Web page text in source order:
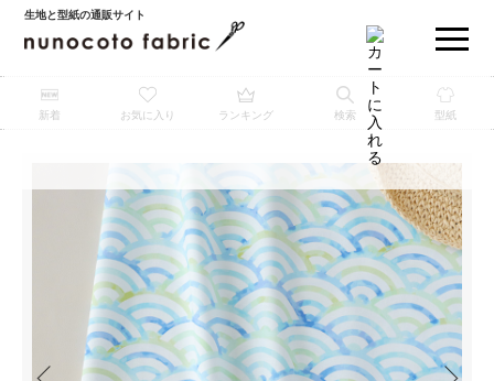
生地と型紙の通販サイト
新着 お気に入り ランキング 検索 型紙